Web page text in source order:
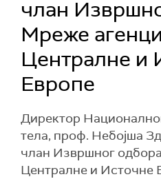
члан
Мреже
Централне и
Европе
Директор
тела, проф. Небојша
члан Извршног
Централне и Источне